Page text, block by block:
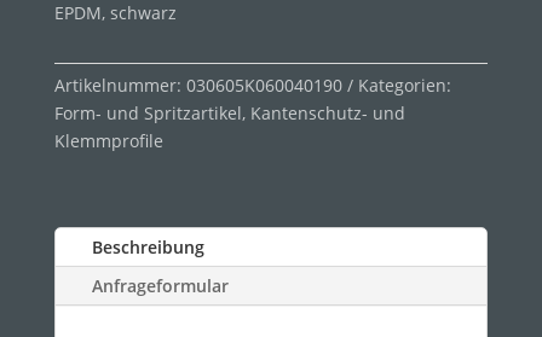
EPDM, schwarz
Artikelnummer: 030605K060040190
Kategorien:
Form- und Spritzartikel, Kantenschutz- und
Klemmprofile
Beschreibung
Anfrageformular